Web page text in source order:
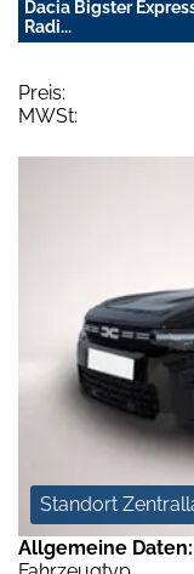
Dacia Bigster
Radi...
Preis:
MWSt:
Standort
Allgemeine Daten: